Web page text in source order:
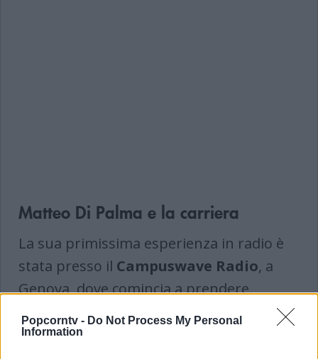
Popcorntv - Do Not Process My Personal
Information
Matteo Di Palma e la carriera
La sua primissima esperienza in radio è
stata presso il Campuswave Radio, a
Genova, dove comincia a prendere
dimistecchezza non solo con l'ambiente
circostante ma anche con tutto il reparto